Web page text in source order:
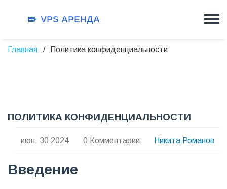
Главная Политика конфиденциальности
ПОЛИТИКА КОНФИДЕНЦИАЛЬНОСТИ
июн, 30 2024 0 Комментарии Никита Романов
Введение